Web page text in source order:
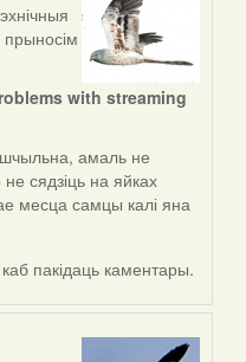
with streaming
амаль не
сядзіць на яйках
месца самцы калі яна
каб пакідаць каментары.